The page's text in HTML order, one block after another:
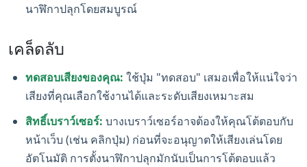
นาฬิกาปลุกโดยสมบูรณ์
เคล็ดลับ
ทดสอบเสียงของคุณ: ใช้ปุ่ม "ทดสอบ" เสมอเพื่อให้แน่ใจว่า
เสียงที่คุณเลือกใช้งานได้และระดับเสียงเหมาะสม
สิทธิ์เบราว์เซอร์: บางเบราว์เซอร์อาจต้องให้คุณโต้ตอบกับ
หน้าเว็บ (เช่น คลิกปุ่ม) ก่อนที่จะอนุญาตให้เสียงเล่นโดย
อัตโนมัติ การตั้งนาฬิกาปลุกมักนับเป็นการโต้ตอบแล้ว